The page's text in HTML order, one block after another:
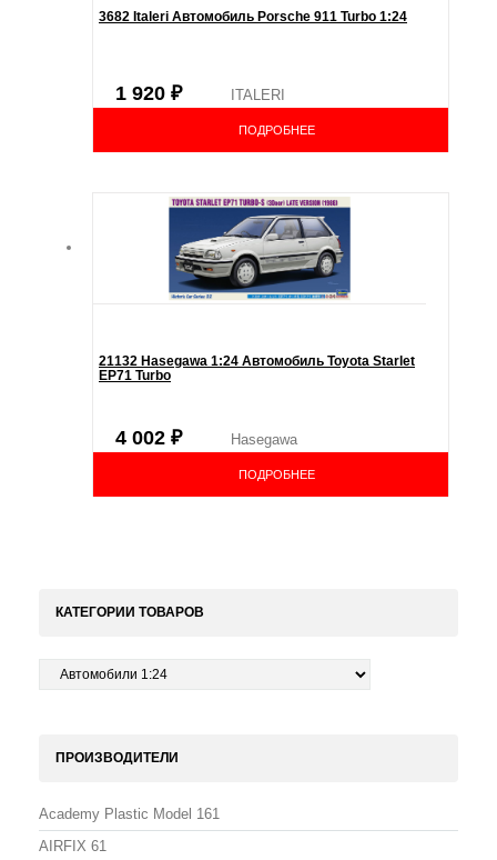
3682 Italeri Автомобиль Porsche 911 Turbo 1:24
1 920 ₽ ITALERI
ПОДРОБНЕЕ
21132 Hasegawa 1:24 Автомобиль Toyota Starlet
EP71 Turbo
4 002 ₽ Hasegawa
ПОДРОБНЕЕ
КАТЕГОРИИ ТОВАРОВ
ПРОИЗВОДИТЕЛИ
Academy Plastic Model 161
AIRFIX 61